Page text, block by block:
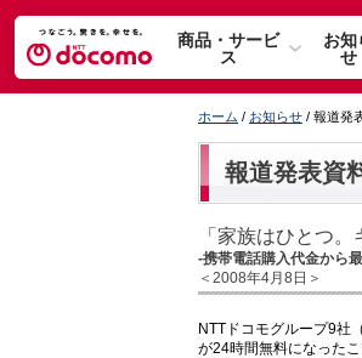
商品・サービ
ス
お知
せ
ホーム / お知らせ / 報道発
報道発表資
「家族はひとつ
-携帯電話購入代金から
＜2008年4月8日＞
NTTドコモグループ9社
が24時間無料になった